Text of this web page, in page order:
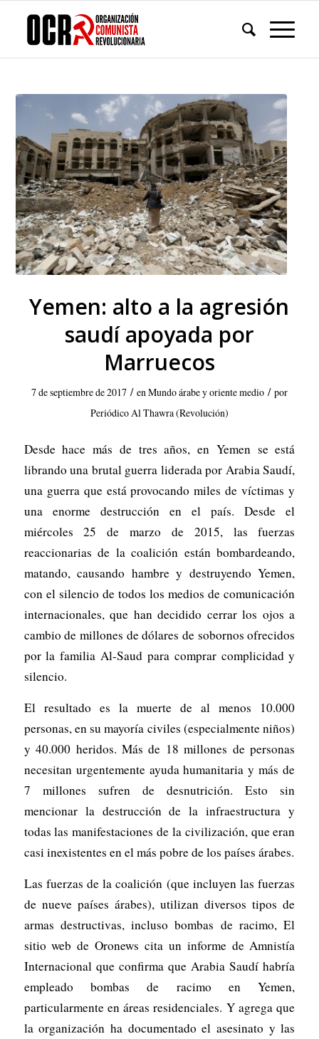
Yemen: alto a la agresión
saudí apoyada por
Marruecos
7 de septiembre de 2017 / enMundo árabe y oriente medio / por
Periódico Al Thawra (Revolución)
Desde hace más de tres años, en Yemen se está
librando una brutal guerra liderada por Arabia Saudí,
una guerra que está provocando miles de víctimas y
una enorme destrucción en el país. Desde el
miércoles 25 de marzo de 2015, las fuerzas
reaccionarias de la coalición están bombardeando,
matando, causando hambre y destruyendo Yemen,
con el silencio de todos los medios de comunicación
internacionales, que han decidido cerrar los ojos a
cambio de millones de dólares de sobornos ofrecidos
por la familia Al-Saud para comprar complicidad y
silencio.
El resultado es la muerte de al menos 10.000
personas, en su mayoría civiles (especialmente niños)
y 40.000 heridos. Más de 18 millones de personas
necesitan urgentemente ayuda humanitaria y más de
7 millones sufren de desnutrición. Esto sin
mencionar la destrucción de la infraestructura y
todas las manifestaciones de la civilización, que eran
casi inexistentes en el más pobre de los países árabes.
Las fuerzas de la coalición (que incluyen las fuerzas
de nueve países árabes), utilizan diversos tipos de
armas destructivas, incluso bombas de racimo, El
sitio web de Oronews cita un informe de Amnistía
Internacional que confirma que Arabia Saudí habría
empleado bombas de racimo en Yemen,
particularmente en áreas residenciales. Y agrega que
la organización ha documentado el asesinato y las